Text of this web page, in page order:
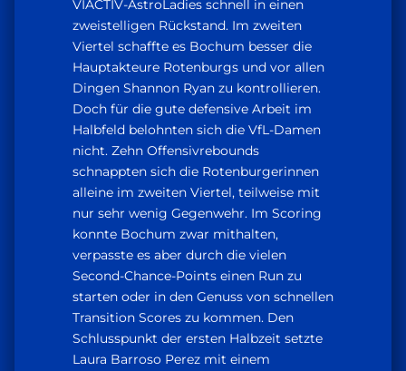
VIACTIV-AstroLadies schnell in einen
zweistelligen Rückstand. Im zweiten
Viertel schaffte es Bochum besser die
Hauptakteure Rotenburgs und vor allen
Dingen Shannon Ryan zu kontrollieren.
Doch für die gute defensive Arbeit im
Halbfeld belohnten sich die VfL-Damen
nicht. Zehn Offensivrebounds
schnappten sich die Rotenburgerinnen
alleine im zweiten Viertel, teilweise mit
nur sehr wenig Gegenwehr. Im Scoring
konnte Bochum zwar mithalten,
verpasste es aber durch die vielen
Second-Chance-Points einen Run zu
starten oder in den Genuss von schnellen
Transition Scores zu kommen. Den
Schlusspunkt der ersten Halbzeit setzte
Laura Barroso Perez mit einem